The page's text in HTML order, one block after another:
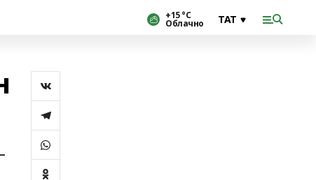
+15 °С
Облачно